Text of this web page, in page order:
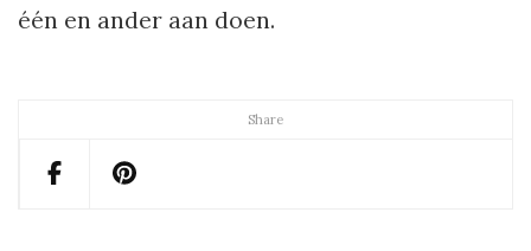
Share
één en ander aan doen.